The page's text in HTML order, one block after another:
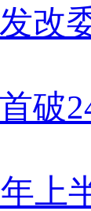
改
破
上